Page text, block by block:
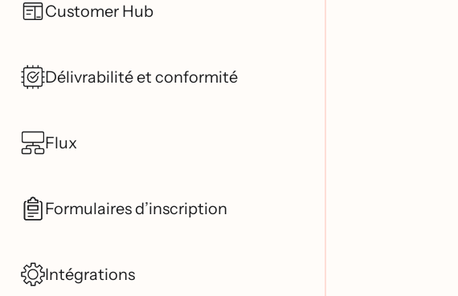
Customer Hub
Délivrabilité et conformité
Flux
Formulaires d’inscription
Intégrations